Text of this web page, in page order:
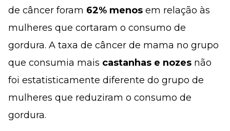
de câncer foram 62% menos em relação às
mulheres que cortaram o consumo de
gordura. A taxa de câncer de mama no grupo
que consumia mais castanhas e nozes não
foi estatisticamente diferente do grupo de
mulheres que reduziram o consumo de
gordura.